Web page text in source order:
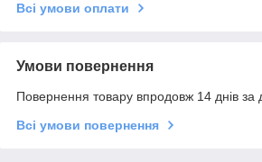
Всі умови оплати
Умови повернення
Повернення товару впродовж 14 днів за
Всі умови повернення